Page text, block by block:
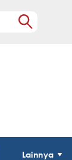
Lainnya